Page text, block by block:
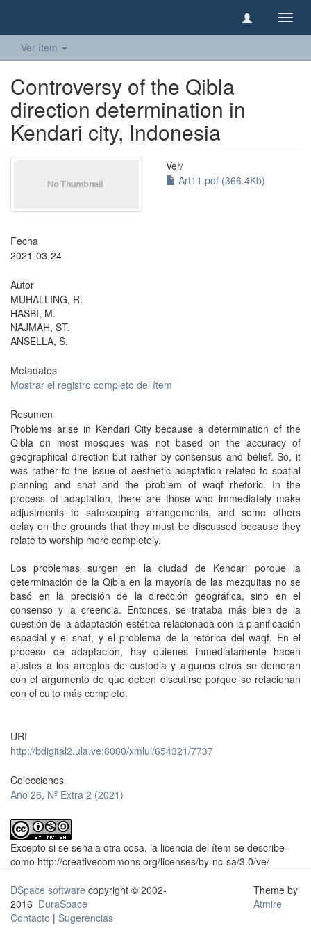
Ver ítem
Controversy of the Qibla
direction determination in
Kendari city, Indonesia
Ver/
Art11.pdf (366.4Kb)
Fecha
2021-03-24
Autor
MUHALLING, R.
HASBI, M.
NAJMAH, ST.
ANSELLA, S.
Metadatos
Mostrar el registro completo del ítem
Resumen
Problems arise in Kendari City because a determination of the
Qibla on most mosques was not based on the accuracy of
geographical direction but rather by consensus and belief. So, it
was rather to the issue of aesthetic adaptation related to spatial
planning and shaf and the problem of waqf rhetoric. In the
process of adaptation, there are those who immediately make
adjustments to safekeeping arrangements, and some others
delay on the grounds that they must be discussed because they
relate to worship more completely.
Los problemas surgen en la ciudad de Kendari porque la
determinación de la Qibla en la mayoría de las mezquitas no se
basó en la precisión de la dirección geográfica, sino en el
consenso y la creencia. Entonces, se trataba más bien de la
cuestión de la adaptación estética relacionada con la planificación
espacial y el shaf, y el problema de la retórica del waqf. En el
proceso de adaptación, hay quienes inmediatamente hacen
ajustes a los arreglos de custodia y algunos otros se demoran
con el argumento de que deben discutirse porque se relacionan
con el culto más completo.
URI
http://bdigital2.ula.ve:8080/xmlui/654321/7737
Colecciones
Año 26, Nº Extra 2 (2021)
Excepto si se señala otra cosa, la licencia del ítem se describe
como http://creativecommons.org/licenses/by-nc-sa/3.0/ve/
DSpace software copyright © 2002-
2016 DuraSpace
Contacto | Sugerencias
Theme by
Atmire